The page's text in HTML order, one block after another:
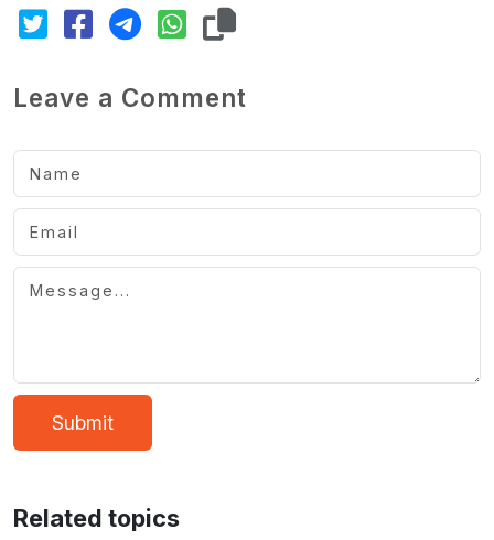
Leave a Comment
Submit
Related topics